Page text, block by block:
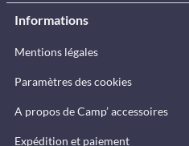
Informations
Mentions légales
Paramètres des cookies
A propos de Camp’ accessoires
Expédition et paiement